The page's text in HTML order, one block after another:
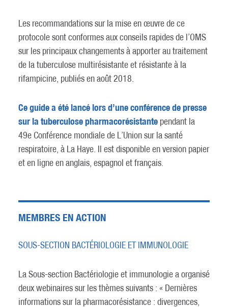
Les recommandations sur la mise en œuvre de ce
protocole sont conformes aux conseils rapides de l’OMS
sur les principaux changements à apporter au traitement
de la tuberculose multirésistante et résistante à la
rifampicine, publiés en août 2018.
Ce guide a été lancé lors d’une conférence de presse
sur la tuberculose pharmacorésistantependant la
49e Conférence mondiale de L’Union sur la santé
respiratoire, à La Haye. Il est disponible en version papier
et en ligne en anglais, espagnol et français.
MEMBRES EN ACTION
SOUS-SECTION BACTÉRIOLOGIE ET IMMUNOLOGIE
La Sous-section Bactériologie et immunologie a organisé
deux webinaires sur les thèmes suivants : « Dernières
informations sur la pharmacorésistance : divergences,